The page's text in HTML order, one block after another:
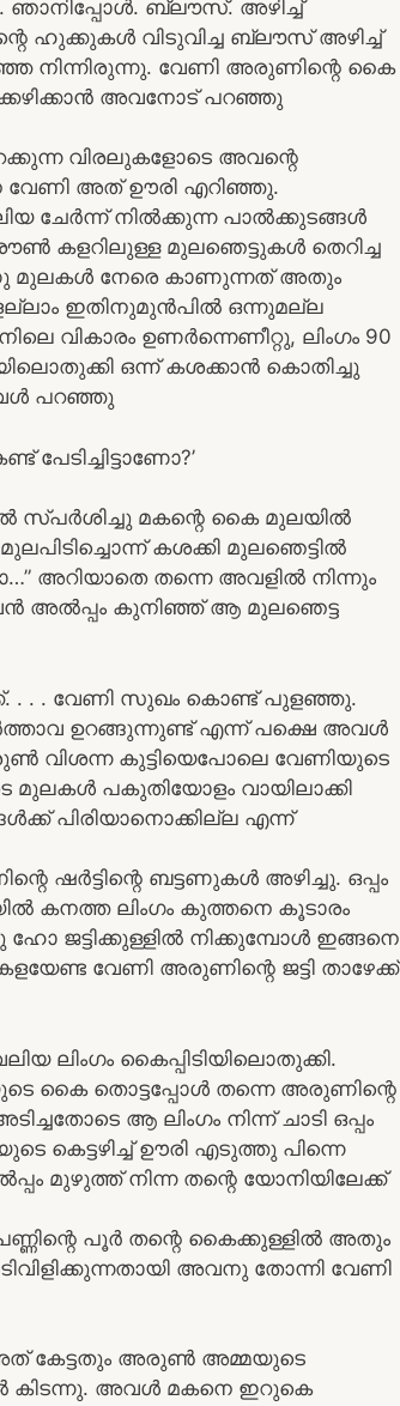
ഞാനിപ്പോൾ. ബ്ലൗസ്. അഴിച്ച്
ഹുക്കുകൾ വിടുവിച്ച ബ്ലൗസ് അഴിച്ച്
നിന്നിരുന്നു. വേണി അരുണിന്റെ കൈ
അവനോട് പറഞ്ഞു
വിരലുകളോടെ അവന്റെ
വേണി അത് ഊരി എറിഞ്ഞു.
ചേർന്ന് നിൽക്കുന്ന പാൽക്കുടങ്ങൾ
കളറിലുള്ള മുലഞെട്ടുകൾ തെറിച്ച
മുലകൾ നേരെ കാണുന്നത് അതും
ഇതിനുമുൻപിൽ ഒന്നുമല്ല
വികാരം ഉണർന്നെണീറ്റു, ലിംഗം 90
ഒന്ന് കശക്കാൻ കൊതിച്ചു
പറഞ്ഞു
സ്പർശിച്ചു മകന്റെ കൈ മുലയിൽ
കശക്കി മുലഞെട്ടിൽ
അറിയാതെ തന്നെ അവളിൽ നിന്നും
അൽപ്പം കുനിഞ്ഞ് ആ മുലഞെട്ട
. . . വേണി സുഖം കൊണ്ട് പുളഞ്ഞു.
ഉറങ്ങുന്നുണ്ട് എന്ന് പക്ഷെ അവൾ
വിശന്ന കുട്ടിയെപോലെ വേണിയുടെ
മുലകൾ പകുതിയോളം വായിലാക്കി
പിരിയാനൊക്കില്ല എന്ന്
ഷർട്ടിന്റെ ബട്ടണുകൾ അഴിച്ചു. ഒപ്പം
കനത്ത ലിംഗം കുത്തനെ കൂടാരം
ജട്ടിക്കുള്ളിൽ നിക്കുമ്പോൾ ഇങ്ങനെ
വേണി അരുണിന്റെ ജട്ടി താഴേക്ക്
ലിംഗം കൈപ്പിടിയിലൊതുക്കി.
കൈ തൊട്ടപ്പോൾ തന്നെ അരുണിന്റെ
ആ ലിംഗം നിന്ന് ചാടി ഒപ്പം
കെട്ടഴിച്ച് ഊരി എടുത്തു പിന്നെ
മുഴുത്ത് നിന്ന തന്റെ യോനിയിലേക്ക്
പൂർ തന്റെ കൈക്കുള്ളിൽ അതും
അവനു തോന്നി വേണി
. അത് കേട്ടതും അരുൺ അമ്മയുടെ
കിടന്നു. അവൾ മകനെ ഇറുകെ